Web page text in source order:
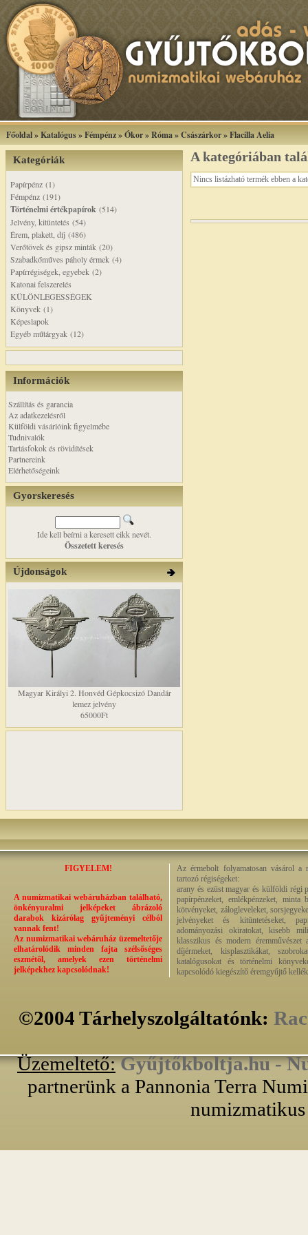
Főoldal»Katalógus»Fémpénz»Ókor»Róma»Császárkor»Flacilla Aelia
Kategóriák
Papírpénz (1)
Fémpénz (191)
Történelmi értékpapírok (514)
Jelvény, kitüntetés (54)
Érem, plakett, díj (486)
Verőtövek és gipsz minták (20)
Szabadkőműves páholy érmek (4)
Papírrégiségek, egyebek (2)
Katonai felszerelés
KÜLÖNLEGESSÉGEK
Könyvek (1)
Képeslapok
Egyéb műtárgyak (12)
Információk
Szállítás és garancia
Az adatkezelésről
Külföldi vásárlóink figyelmébe
Tudnivalók
Tartásfokok és rövidítések
Partnereink
Elérhetőségeink
Gyorskeresés
Ide kell beírni a keresett cikk nevét.
Összetett keresés
Újdonságok
Magyar Királyi 2. Honvéd Gépkocsizó Dandár
lemez jelvény
65000Ft
A kategóriában
Nincs listázható termék ebben a
FIGYELEM!
A numizmatikai webáruházban található,
önkényuralmi jelképeket ábrázoló
darabok kizárólag gyűjteményi célból
vannak fent!
Az numizmatikai webáruház üzemeltetője
elhatárolódik minden fajta szélsőséges
eszmétől, amelyek ezen történelmi
jelképekhez kapcsolódnak!
Az érmebolt folyamatosan vásárol a
tartozó régiségeket:
arany és ezüst magyar és külföldi régi
papírpénzeket, emlékpénzeket, minta
kötvényeket, zálogleveleket,
jelvényeket és kitüntetéseket,
adományozási okiratokat, kisebb
klasszikus és modern éremművészet
díjérmeket, kisplasztikákat,
katalógusokat és történelmi
kapcsolódó kiegészítő éremgyűjtő
©2004 Tárhelyszolgáltatónk:
Üzemeltető: Gyűjtőkboltja.hu -
partnerünk a Pannonia Terra
numizmatikus